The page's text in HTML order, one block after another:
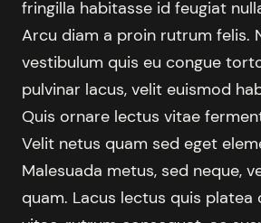
fringilla habitasse id feugiat
Arcu diam a proin rutrum felis.
vestibulum quis eu congue
pulvinar lacus, velit euismod
Quis ornare lectus vitae
Velit netus quam sed eget
Malesuada metus, sed neque,
quam. Lacus lectus quis platea